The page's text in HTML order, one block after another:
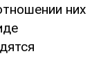
них